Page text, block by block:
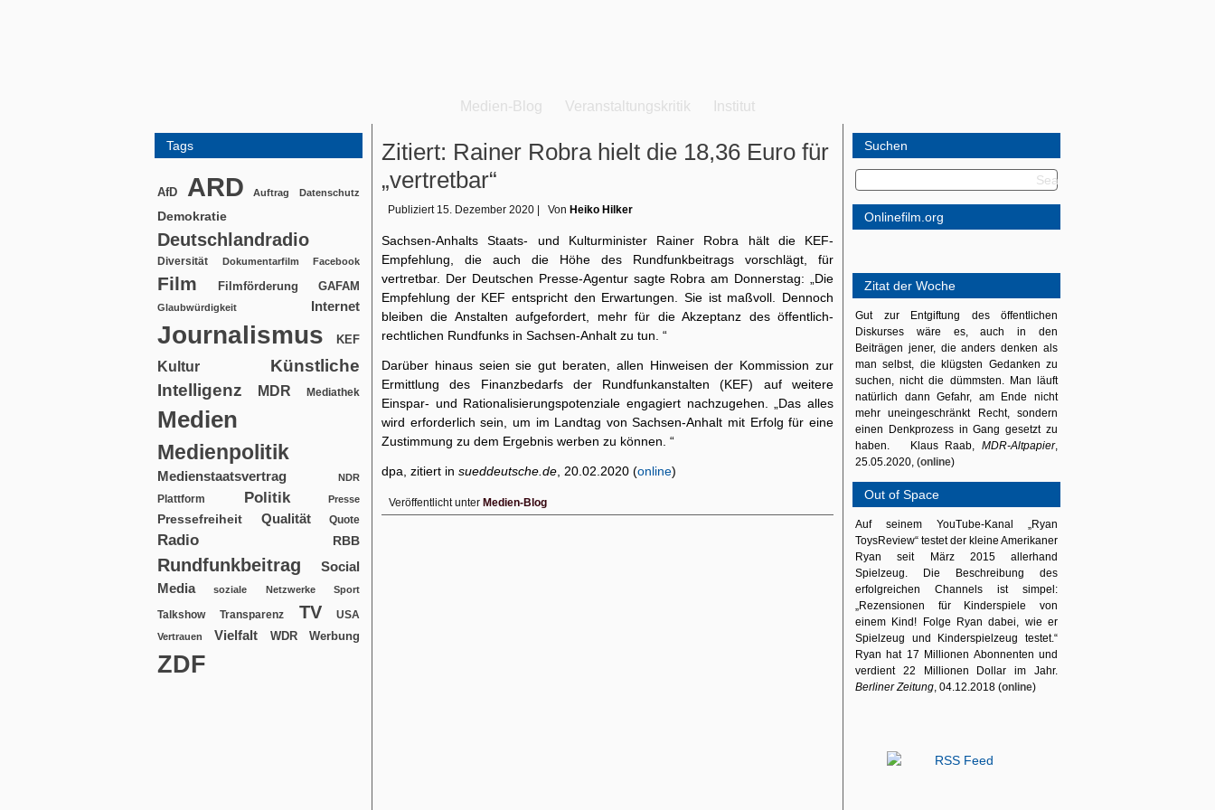
Medien-Blog Veranstaltungskritik Institut
Tags
AfD ARD Auftrag Datenschutz
Demokratie
Deutschlandradio
Diversität Dokumentarfilm Facebook
Film Filmförderung GAFAM
Glaubwürdigkeit Internet
Journalismus KEF
Kultur
Künstliche
Intelligenz
MDR Mediathek
Medien
Medienpolitik
Medienstaatsvertrag NDR
Plattform Politik Presse
Pressefreiheit Qualität Quote
Radio RBB
Rundfunkbeitrag
Social
Media
soziale Netzwerke Sport
Talkshow Transparenz TV USA
Vertrauen Vielfalt WDR Werbung
ZDF
Zitiert: Rainer Robra hielt die 18,36 Euro für
„vertretbar“
Publiziert 15. Dezember 2020 Von Heiko Hilker
Sachsen-Anhalts Staats- und Kulturminister Rainer Robra hält die KEF-
Empfehlung, die auch die Höhe des Rundfunkbeitrags vorschlägt, für
vertretbar. Der Deutschen Presse-Agentur sagte Robra am Donnerstag: „Die
Empfehlung der KEF entspricht den Erwartungen. Sie ist maßvoll. Dennoch
bleiben die Anstalten aufgefordert, mehr für die Akzeptanz des öffentlich-
rechtlichen Rundfunks in Sachsen-Anhalt zu tun. “
Darüber hinaus seien sie gut beraten, allen Hinweisen der Kommission zur
Ermittlung des Finanzbedarfs der Rundfunkanstalten (KEF) auf weitere
Einspar- und Rationalisierungspotenziale engagiert nachzugehen. „Das alles
wird erforderlich sein, um im Landtag von Sachsen-Anhalt mit Erfolg für eine
Zustimmung zu dem Ergebnis werben zu können. “
dpa, zitiert in sueddeutsche.de , 20.02.2020 (online)
Veröffentlicht unter Medien-Blog
Suchen
Onlinefilm.org
Zitat der Woche
Gut zur Entgiftung des öffentlichen
Diskurses wäre es, auch in den
Beiträgen jener, die anders denken als
man selbst, die klügsten Gedanken zu
suchen, nicht die dümmsten. Man läuft
natürlich dann Gefahr, am Ende nicht
mehr uneingeschränkt Recht, sondern
einen Denkprozess in Gang gesetzt zu
haben. Klaus Raab, MDR-Altpapier,
25.05.2020, (online)
Out of Space
Auf seinem YouTube-Kanal „Ryan
ToysReview“ testet der kleine Amerikaner
Ryan seit März 2015 allerhand
Spielzeug. Die Beschreibung des
erfolgreichen Channels ist simpel:
„Rezensionen für Kinderspiele von
einem Kind! Folge Ryan dabei, wie er
Spielzeug und Kinderspielzeug testet.“
Ryan hat 17 Millionen Abonnenten und
verdient 22 Millionen Dollar im Jahr.
Berliner Zeitung, 04.12.2018 (online)